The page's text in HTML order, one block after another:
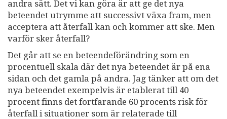
andra sätt. Det vi kan göra är att ge det nya
beteendet utrymme att successivt växa fram, men
acceptera att återfall kan och kommer att ske. Men
varför sker återfall?
Det går att se en beteendeförändring som en
procentuell skala där det nya beteendet är på ena
sidan och det gamla på andra. Jag tänker att om det
nya beteendet exempelvis är etablerat till 40
procent finns det fortfarande 60 procents risk för
återfall i situationer som är relaterade till